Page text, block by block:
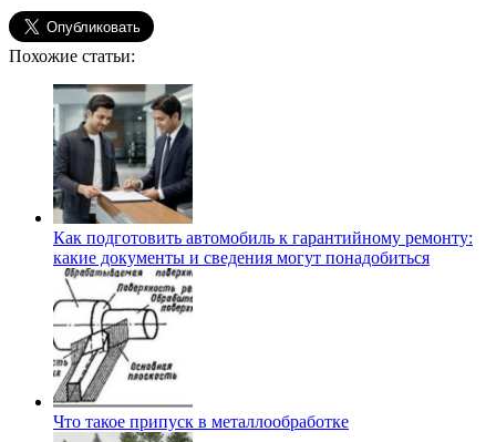
Похожие статьи:
Как подготовить автомобиль к гарантийному ремонту:
какие документы и сведения могут понадобиться
Что такое припуск в металлообработке